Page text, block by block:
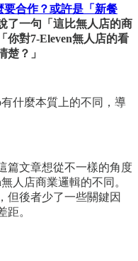
要合作？或許是「新餐
了一句「這比無人店的商
你對7-Eleven無人店的看
楚？」
有什麼本質上的不同，導
篇文章想從不一樣的角度
人店商業邏輯的不同。
但後者少了一些關鍵因
距。